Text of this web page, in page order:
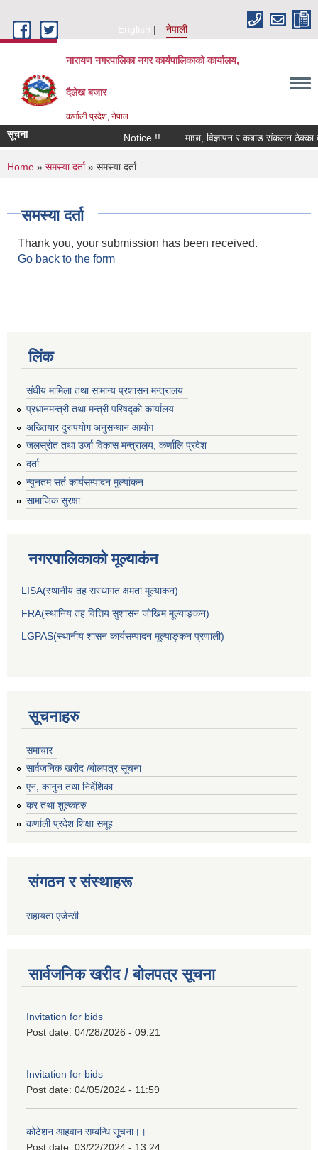
English
नेपाली
नारायण नगरपालिका नगर कार्यपालिकाको कार्यालय,
दैलेख बजार
कर्णाली प्रदेश, नेपाल
सूचना Notice !! माछा, विज्ञापन र कबाड संकलन ठेक्का
You are here
Home » समस्या दर्ता» समस्या दर्ता
समस्या दर्ता
Thank you, your submission has been received.
Go back to the form
लिंक
संघीय मामिला तथा सामान्य प्रशासन मन्त्रालय
प्रधानमन्त्री तथा मन्त्री परिषद्को कार्यालय
अख्तियार दुरुपयोग अनुसन्धान आयोग
जलस्रोत तथा उर्जा विकास मन्त्रालय, कर्णालि प्रदेश
दर्ता
न्युनतम सर्त कार्यसम्पादन मुल्यांकन
सामाजिक सुरक्षा
नगरपालिकाकाे मूल्याकंन
LISA(स्थानीय तह सस्थागत क्षमता मूल्याक‌न)
FRA(स्थानिय तह वित्तिय सुशासन जोखिम मूल्याङ्कन)
LGPAS(स्थानीय शासन कार्यसम्पादन मूल्याङ्कन प्रणाली)
सूचनाहरु
समाचार
सार्वजनिक खरीद /बोलपत्र सूचना
एन, कानुन तथा निर्देशिका
कर तथा शुल्कहरु
कर्णाली प्रदेश शिक्षा समूह
संगठन र संस्थाहरू
सहायता एजेन्सी
सार्वजनिक खरीद / बोलपत्र सूचना
Invitation for bids
Post date: 04/28/2026 - 09:21
Invitation for bids
Post date: 04/05/2024 - 11:59
कोटेशन आहवान सम्बन्धि सूूचना।।
Post date: 03/22/2024 - 13:24